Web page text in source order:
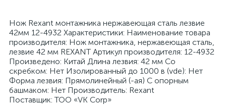
Нож Rexant монтажника нержавеющая сталь лезвие
42мм 12-4932 Характеристики: Наименование товара
производителя: Нож монтажника, нержавеющая сталь,
лезвие 42 мм REXANT Артикул производителя: 12-4932
Произведено: Китай Длина лезвия: 42 мм Со
скребком: Нет Изолированный до 1000 в (vde): Нет
Форма лезвия: Прямолинейный (-ая) С опорным
башмаком: Нет Производитель: Rexant
Поставщик: ТОО «VK Corp»